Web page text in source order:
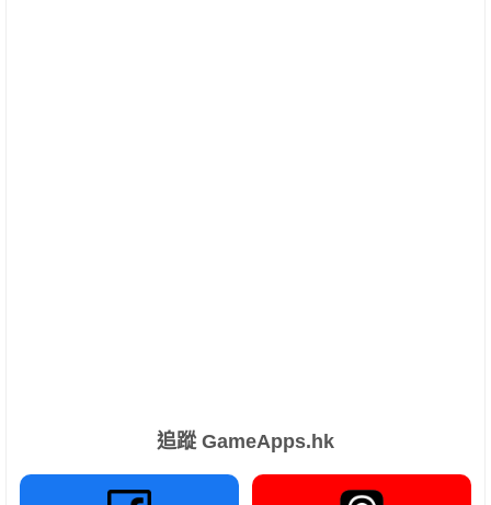
追蹤 GameApps.hk